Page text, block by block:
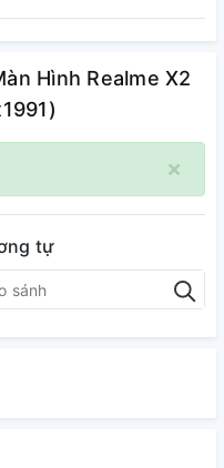
Hình Realme X2
×
tự